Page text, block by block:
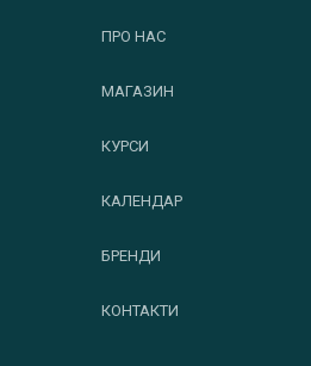
ПРО НАС
МАГАЗИН
КУРСИ
КАЛЕНДАР
БРЕНДИ
КОНТАКТИ